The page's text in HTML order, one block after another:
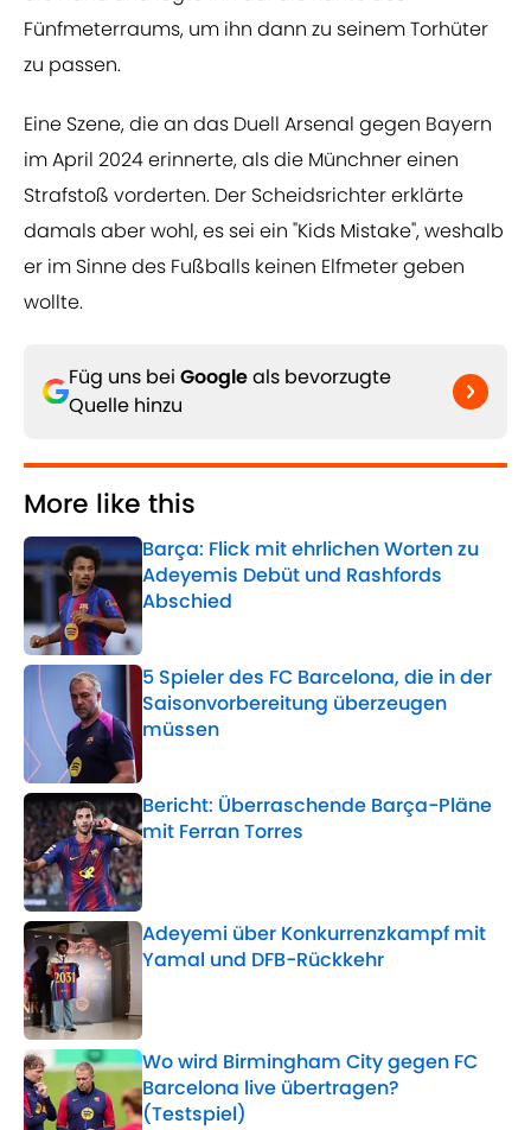
Fünfmeterraums, um ihn dann zu seinem Torhüter
zu passen.
Eine Szene, die an das Duell Arsenal gegen Bayern
im April 2024 erinnerte, als die Münchner einen
Strafstoß vorderten. Der Scheidsrichter erklärte
damals aber wohl, es sei ein "Kids Mistake", weshalb
er im Sinne des Fußballs keinen Elfmeter geben
wollte.
Füg uns bei Googleals bevorzugte
Quelle hinzu
More like this
Barça: Flick mit ehrlichen Worten zu
Adeyemis Debüt und Rashfords
Abschied
Published by on Invalid Date
5 Spieler des FC Barcelona, die in der
Saisonvorbereitung überzeugen
müssen
Bericht: Überraschende Barça-Pläne
mit Ferran Torres
Published by on Invalid Date
Adeyemi über Konkurrenzkampf mit
Yamal und DFB-Rückkehr
Wo wird Birmingham City gegen FC
Barcelona live übertragen?
(Testspiel)